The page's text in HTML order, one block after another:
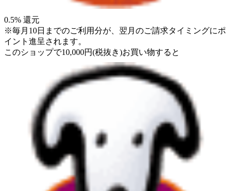
0.5% 還元
※毎月10日までのご利用分が、翌月のご請求タイミングにポ
イント進呈されます。
このショップで10,000円(税抜き)お買い物すると